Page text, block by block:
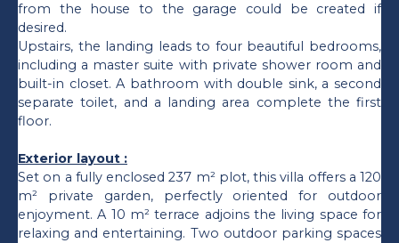
from the house to the garage could be created if
desired.
Upstairs, the landing leads to four beautiful bedrooms,
including a master suite with private shower room and
built-in closet. A bathroom with double sink, a second
separate toilet, and a landing area complete the first
floor.
Exterior layout :
Set on a fully enclosed 237 m² plot, this villa offers a 120
m² private garden, perfectly oriented for outdoor
enjoyment. A 10 m² terrace adjoins the living space for
relaxing and entertaining. Two outdoor parking spaces